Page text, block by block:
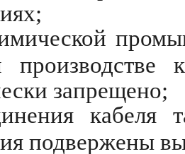
производстве
запрещено;
подвержены